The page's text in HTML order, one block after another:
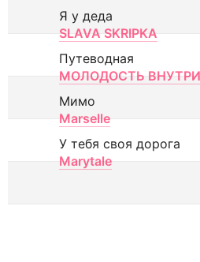
Я у деда
SLAVA SKRIPKA
Путеводная
МОЛОДОСТЬ ВНУТРИ
Мимо
Marselle
У тебя своя дорога
Marytale